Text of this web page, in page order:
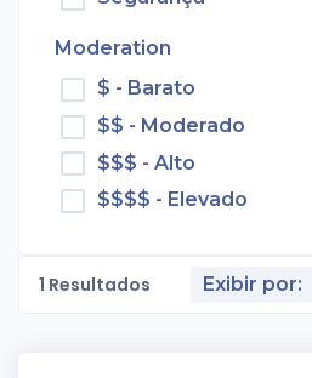
Moderation
$ - Barato
$$ - Moderado
$$$ - Alto
$$$$ - Elevado
1 Resultados Exibir por: